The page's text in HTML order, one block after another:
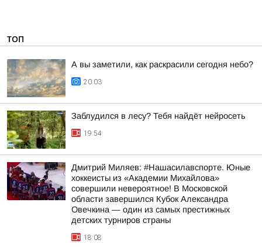
ТОП
А вы заметили, как раскрасили сегодня небо?
20:03
Заблудился в лесу? Тебя найдёт нейросеть
19:54
Дмитрий Миляев: #Нашасилавспорте. Юные
хоккеисты из «Академии Михайлова»
совершили невероятное! В Московской
области завершился Кубок Александра
Овечкина — один из самых престижных
детских турниров страны
18:08